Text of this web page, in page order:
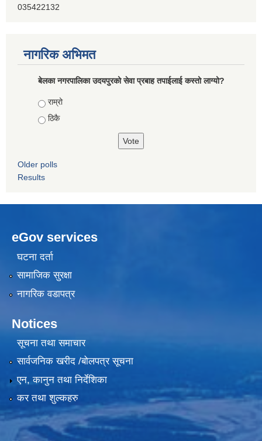
035422132
नागरिक अभिमत
बेलका नगरपालिका उदयपुरको सेवा प्रबाह तपाईलाई कस्तो लाग्यो?
Choices
राम्रो
ठिकै
Older polls
Results
eGov services
घटना दर्ता
सामाजिक सुरक्षा
नागरिक वडापत्र
Notices
सूचना तथा समाचार
सार्वजनिक खरीद /बोलपत्र सूचना
एन, कानुन तथा निर्देशिका
कर तथा शुल्कहरु